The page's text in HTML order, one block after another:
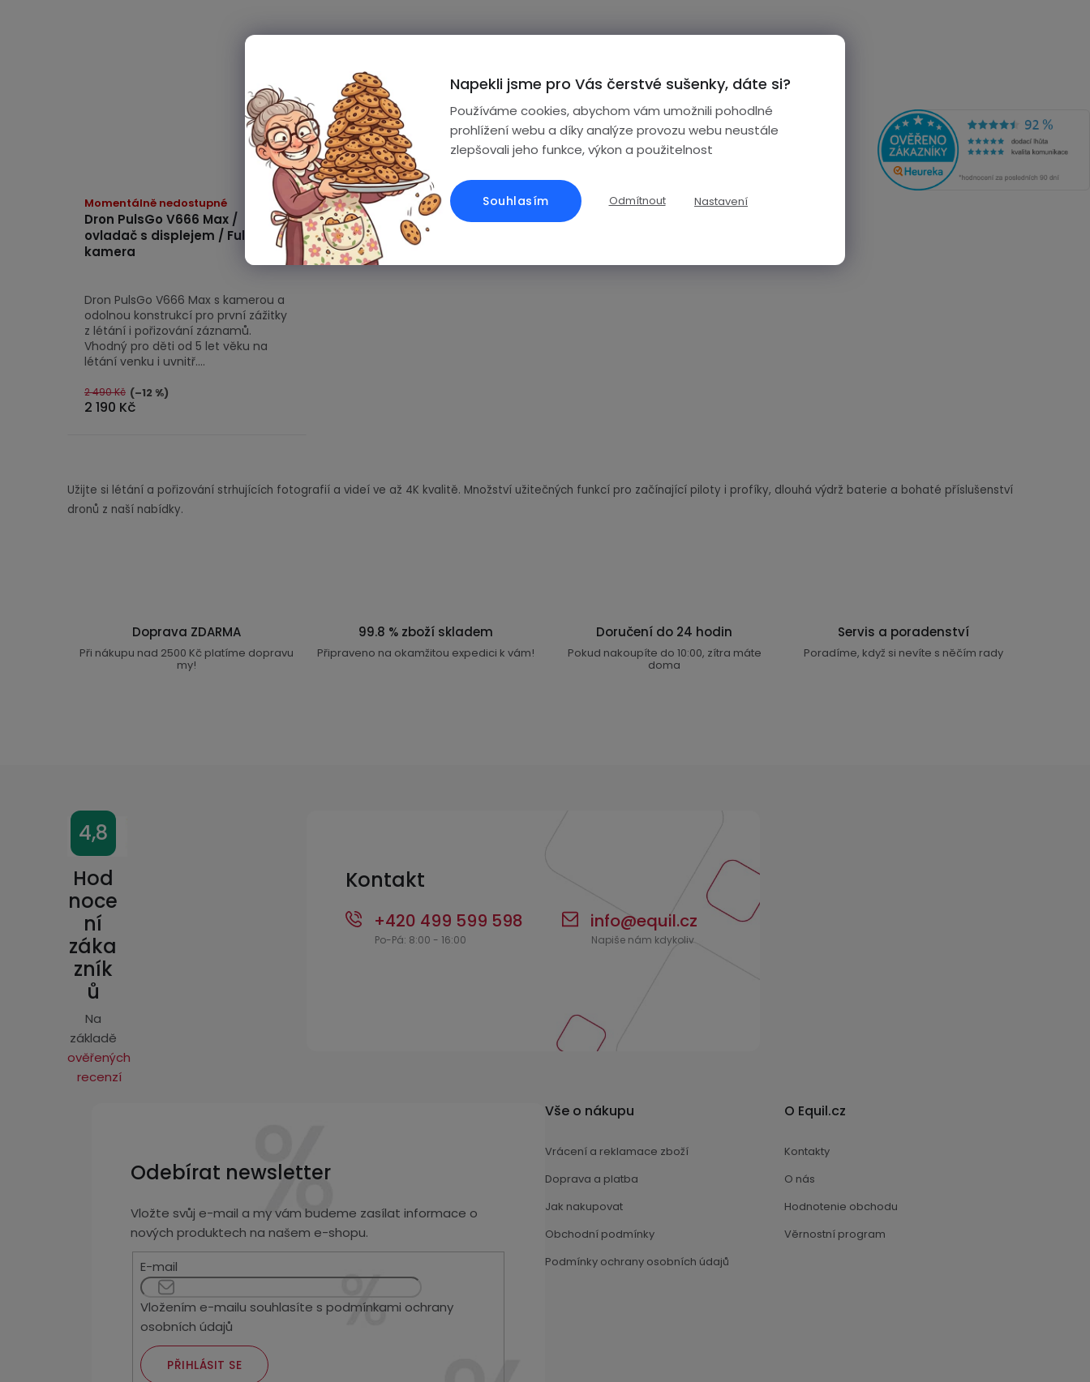
Napekli jsme pro Vás čerstvé sušenky, dáte si?
Používáme cookies, abychom vám umožnili pohodlné
prohlížení webu a díky analýze provozu webu neustále
zlepšovali jeho funkce, výkon a použitelnost
Nastavení
Odmítnout
Souhlasím
Dron PulsGo V666 Max /
ovladač s displejem / Full HD
kamera
Momentálně nedostupné
2 190 Kč
2 490 Kč (–12 %)
Dron PulsGo V666 Max s kamerou a
odolnou konstrukcí pro první zážitky
z létání i pořizování záznamů.
Vhodný pro děti od 5 let věku na
létání venku i uvnitř....
v
Užijte si létání a pořizování strhujících fotografií a videí ve až 4K kvalitě. Množství užitečných funkcí pro začínající piloty i profíky, dlouhá výdrž baterie a bohaté příslušenství
dronů z naší nabídky.
Doprava ZDARMA
Při nákupu nad 2500 Kč platíme dopravu
my!
99.8 % zboží skladem
Připraveno na okamžitou expedici k vám!
Doručení do 24 hodin
Pokud nakoupíte do 10:00, zítra máte
doma
Servis a poradenství
Poradíme, když si nevíte s něčím rady
4,8
Hod
noce
ní
záka
zník
ů
Na
základě
ověřených
recenzí
Kontakt
info@equil.cz
+420 499 599 598
Odebírat newsletter
Vložte svůj e-mail a my vám budeme zasílat informace o
nových produktech na našem e-shopu.
E-mail
Vložením e-mailu souhlasíte spodmínkami ochrany
osobních údajů
PŘIHLÁSIT SE
Vše o nákupu
Vrácení a reklamace zboží
Doprava a platba
Jak nakupovat
Obchodní podmínky
Podmínky ochrany osobních údajů
O Equil.cz
Kontakty
O nás
Hodnotenie obchodu
Věrnostní program